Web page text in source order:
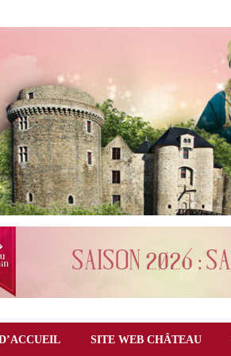
SITE WEB CHÂTEAU